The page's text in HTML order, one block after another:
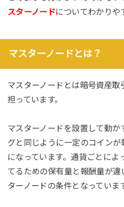
スターノードについてわかりや
マスターノードとは？
マスターノードとは暗号資産取
担っています。
マスターノードを設置して動か
グと同じように一定のコイン
になっています。通貨ごとによ
てるための保有量と報酬量が違
ターノードの条件となっていま